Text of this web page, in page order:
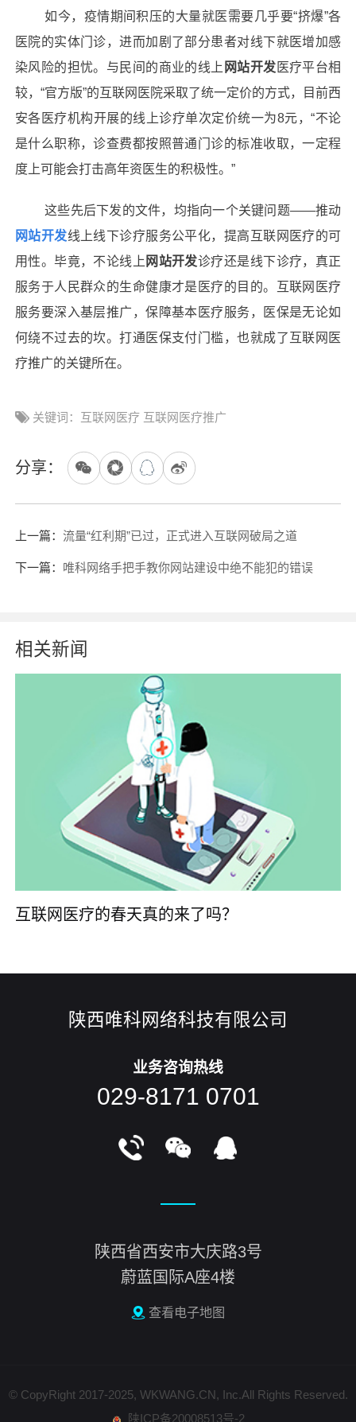
如今，疫情期间积压的大量就医需要几乎要“挤爆”各
医院的实体门诊，进而加剧了部分患者对线下就医增加感
染风险的担忧。与民间的商业的线上 网站开发 医疗平台相
较， “官方版”的互联网医院采取了统一定价的方式，目前西
安各医疗机构开展的线上诊疗单次定价统一为8元，“不论
是什么职称，诊查费都按照普通门诊的标准收取，一定程
度上可能会打击高年资医生的积极性。”
这些先后下发的文件，均指向一个关键问题——推动
网站开发线上线下诊疗服务公平化，提高互联网医疗的可
用性。毕竟，不论线上 网站开发诊疗还是线下诊疗，真正
服务于人民群众的生命健康才是医疗的目的。互联网医疗
服务要深入基层推广，保障基本医疗服务，医保是无论如
何绕不过去的坎。打通医保支付门槛，也就成了互联网医
疗推广的关键所在。
关键词：互联网医疗 互联网医疗推广
分享：
上一篇： 流量“红利期”已过，正式进入互联网破局之道
下一篇： 唯科网络手把手教你网站建设中绝不能犯的错误
相关新闻
互联网医疗的春天真的来了吗？
陕西唯科网络科技有限公司
业务咨询热线
029-8171 0701
陕西省西安市大庆路3号
蔚蓝国际A座4楼
查看电子地图
© CopyRight 2017-2025, WKWANG.CN, Inc.All Rights Reserved.
陕ICP备20008513号-2